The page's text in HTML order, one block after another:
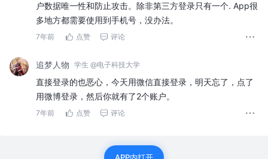
户数据唯一性和防止攻击。除非第三方登录只有一个. App很
多地方都需要使用到手机号，没办法。
7年前 点赞 评论
追梦人物 学生 @电子科技大学
直接登录的也恶心，今天用微信直接登录，明天忘了，点了
用微博登录，然后你就有了2个账户。
7年前 点赞 评论